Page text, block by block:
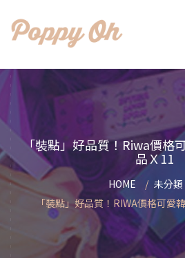
「裝點」好品質！Riwa價格
品Ｘ11
HOME
未分類
「裝點」好品質！RIWA價格可愛